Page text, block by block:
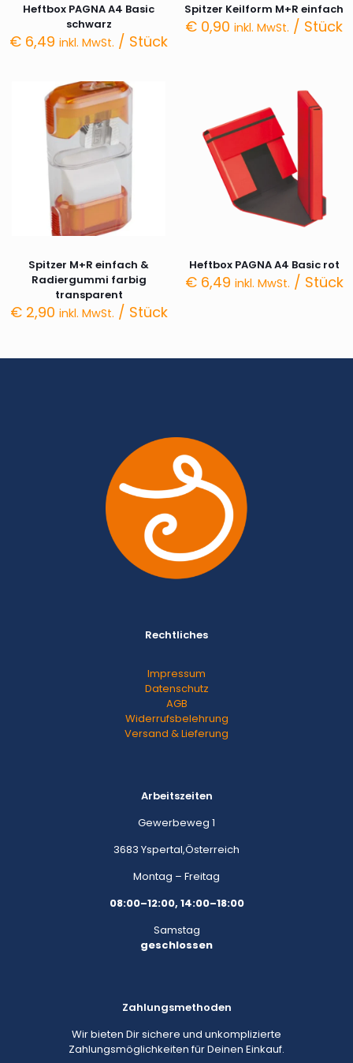
Heftbox PAGNA A4 Basic
schwarz
€ 6,49 inkl. MwSt. / Stück
Spitzer Keilform M+R einfach
€ 0,90 inkl. MwSt. / Stück
Spitzer M+R einfach &
Radiergummi farbig
transparent
€2,90 inkl. MwSt. / Stück
Heftbox PAGNA A4 Basic rot
€6,49 inkl. MwSt. / Stück
Rechtliches
Impressum
Datenschutz
AGB
Widerrufsbelehrung
Versand & Lieferung
Arbeitszeiten
Gewerbeweg 1
3683 Yspertal,Österreich
Montag – Freitag
08:00–12:00, 14:00–18:00
Samstag
geschlossen
Zahlungsmethoden
Wir bieten Dir sichere und unkomplizierte
Zahlungsmöglichkeiten für Deinen Einkauf.